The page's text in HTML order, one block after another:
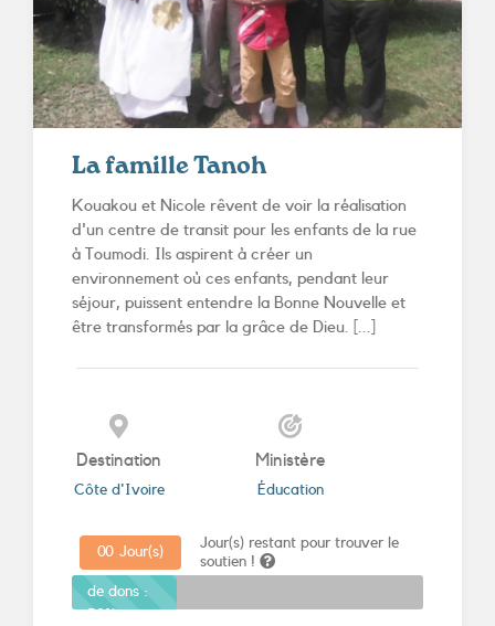
La famille Tanoh
Kouakou et Nicole rêvent de voir la réalisation
d'un centre de transit pour les enfants de la rue
à Toumodi. Ils aspirent à créer un
environnement où ces enfants, pendant leur
séjour, puissent entendre la Bonne Nouvelle et
être transformés par la grâce de Dieu. [...]
Destination
Côte d'Ivoire
Ministère
Éducation
Jour(s) restant pour trouver le
soutien !
00 Jour(s)
Promesses
de dons :
30%